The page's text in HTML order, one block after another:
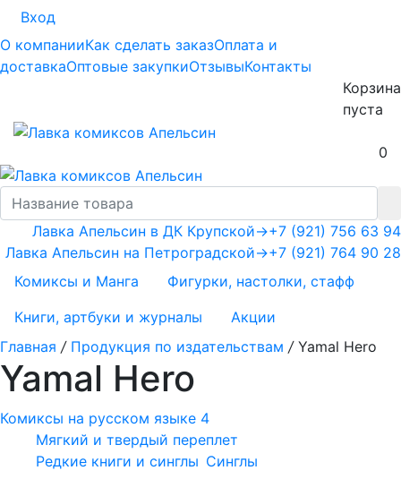
Вход
О компанииКак сделать заказОплата и
доставкаОптовые закупкиОтзывыКонтакты
Корзина
пуста
0
+7 (921) 756 63 94
+7 (921) 764 90 28
Лавка Апельсин в ДК Крупской→
Лавка Апельсин на Петроградской→
Комиксы и Манга
Фигурки, настолки, стафф
Книги, артбуки и журналы
Акции
Главная / Продукция по издательствам / Yamal Hero
Yamal Hero
Комиксы на русском языке 4
Мягкий и твердый переплет
Редкие книги и синглы Синглы